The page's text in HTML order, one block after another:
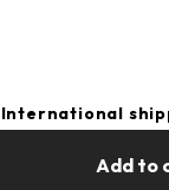
International
Add to